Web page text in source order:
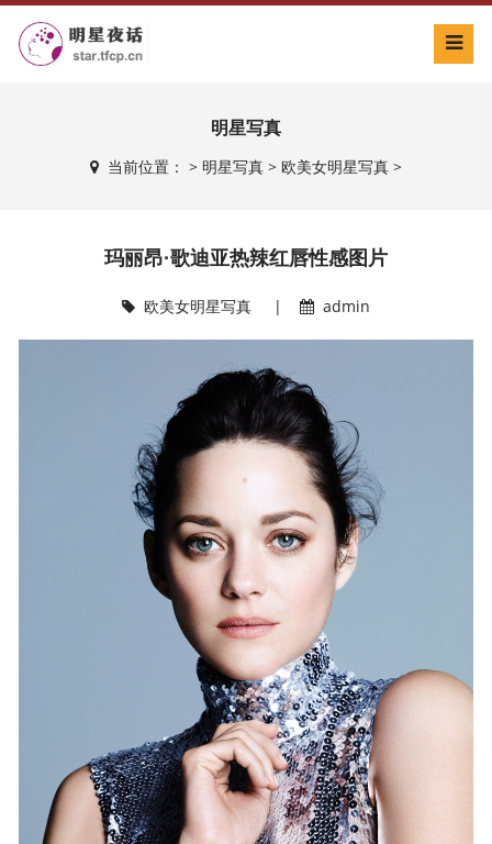
明星写真
当前位置： > 明星写真> 欧美女明星写真>
玛丽昂·歌迪亚热辣红唇性感图片
欧美女明星写真| admin